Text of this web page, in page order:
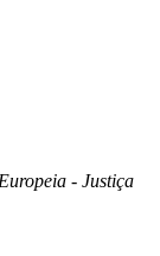
- Justiça